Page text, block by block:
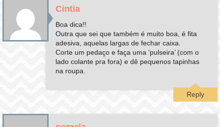
Cintia
Boa dica!!
Outra que sei que também é muito boa, é fita
adesiva, aquelas largas de fechar caixa.
Corte um pedaço e faça uma ‘pulseira’ (com o
lado colante pra fora) e dê pequenos tapinhas
na roupa.
Reply